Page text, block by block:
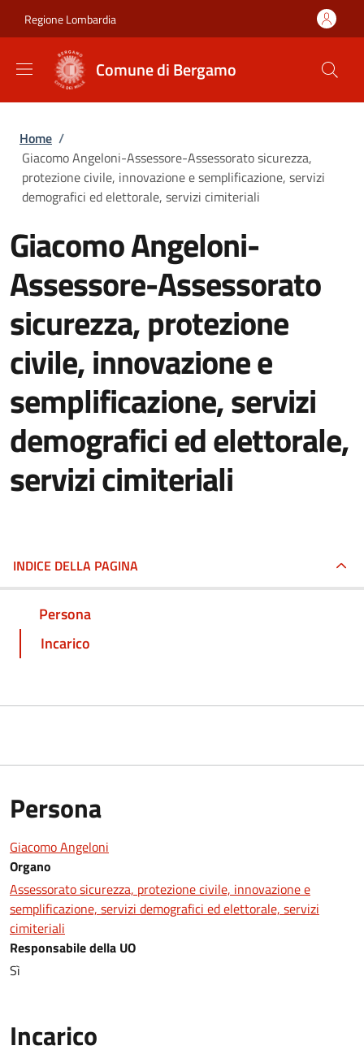
Regione Lombardia
Comune di Bergamo
Briciole di pane
Home /
Giacomo Angeloni-Assessore-Assessorato sicurezza,
protezione civile, innovazione e semplificazione, servizi
demografici ed elettorale, servizi cimiteriali
Giacomo Angeloni-
Assessore-Assessorato
sicurezza, protezione
civile, innovazione e
semplificazione, servizi
demografici ed elettorale,
servizi cimiteriali
INDICE DELLA PAGINA
Persona
Incarico
Persona
Giacomo Angeloni
Organo
Assessorato sicurezza, protezione civile, innovazione e
semplificazione, servizi demografici ed elettorale, servizi
cimiteriali
Responsabile della UO
Sì
Incarico